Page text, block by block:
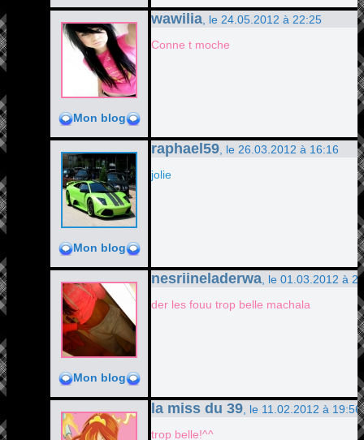
Mon blog
wawilia , le 24.05.2012 à 22:25
Conne t moche
Mon blog
raphael59 , le 26.03.2012 à 16:16
jolie
Mon blog
nesriineladerwa , le 01.03.2012 à
der les fouu trop belle machala
la miss du 39 , le 11.02.2012 à 19:56
trop belle!^^